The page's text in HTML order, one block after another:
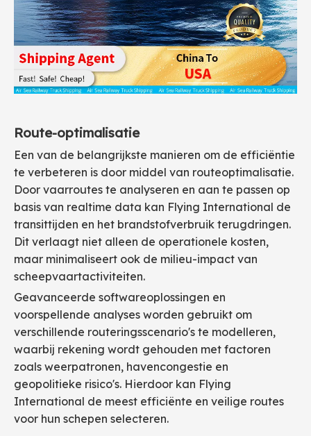
Route-optimalisatie
Een van de belangrijkste manieren om de efficiëntie
te verbeteren is door middel van routeoptimalisatie.
Door vaarroutes te analyseren en aan te passen op
basis van realtime data kan Flying International de
transittijden en het brandstofverbruik terugdringen.
Dit verlaagt niet alleen de operationele kosten,
maar minimaliseert ook de milieu-impact van
scheepvaartactiviteiten.
Geavanceerde softwareoplossingen en
voorspellende analyses worden gebruikt om
verschillende routeringsscenario's te modelleren,
waarbij rekening wordt gehouden met factoren
zoals weerpatronen, havencongestie en
geopolitieke risico's. Hierdoor kan Flying
International de meest efficiënte en veilige routes
voor hun schepen selecteren.